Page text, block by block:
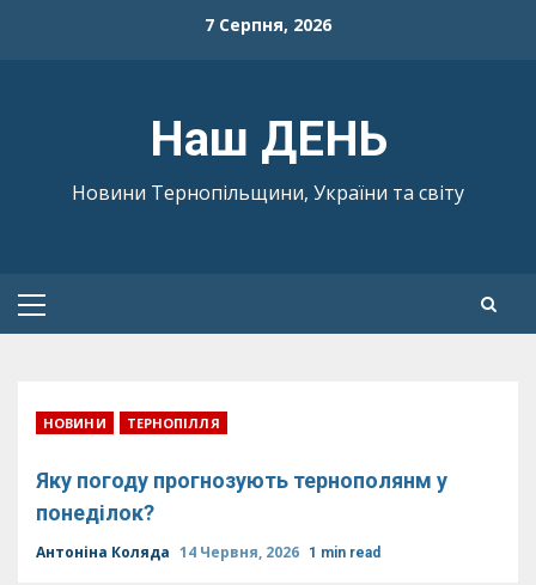
7 Серпня, 2026
Наш ДЕНЬ
Новини Тернопільщини, України та світу
Primary
НОВИНИ ТЕРНОПІЛЛЯ
Яку погоду прогнозують тернополянм у
понеділок?
Антоніна Коляда 14 Червня, 2026 1 min read